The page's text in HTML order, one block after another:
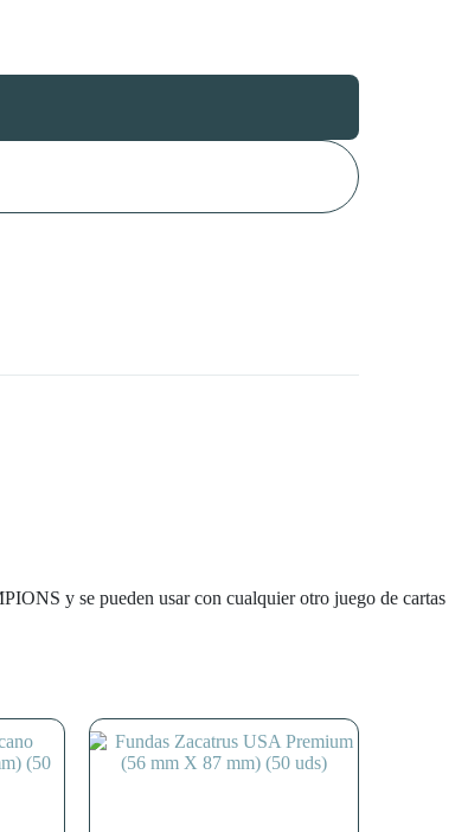
y se pueden usar con cualquier otro juego de cartas